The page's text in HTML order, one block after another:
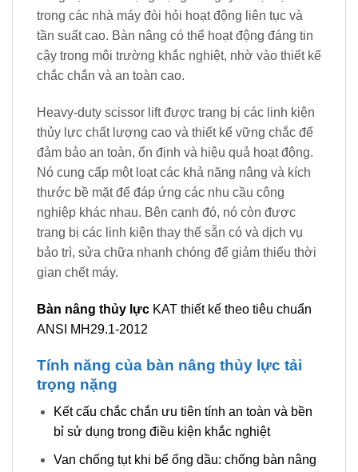
trong các nhà máy đòi hỏi hoạt động liên tục và
tần suất cao. Bàn nâng có thể hoạt động đáng tin
cậy trong môi trường khắc nghiệt, nhờ vào thiết kế
chắc chắn và an toàn cao.
Heavy-duty scissor lift được trang bị các linh kiện
thủy lực chất lượng cao và thiết kế vững chắc để
đảm bảo an toàn, ổn định và hiệu quả hoạt động.
Nó cung cấp một loạt các khả năng nâng và kích
thước bề mặt để đáp ứng các nhu cầu công
nghiệp khác nhau. Bên cạnh đó, nó còn được
trang bị các linh kiện thay thế sẵn có và dịch vụ
bảo trì, sửa chữa nhanh chóng để giảm thiểu thời
gian chết máy.
Bàn nâng thủy lực KAT thiết kế theo tiêu chuẩn
ANSI MH29.1-2012
Tính năng của bàn nâng thủy lực tải
trọng nặng
Kết cấu chắc chắn ưu tiên tính an toàn và bền
bỉ sử dụng trong điều kiện khắc nghiệt
Van chống tụt khi bể ống dầu: chống bàn nâng